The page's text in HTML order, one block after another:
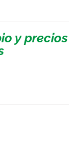
y precios